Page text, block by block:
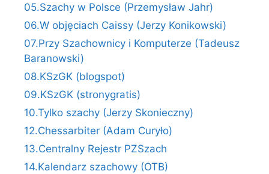
05.Szachy w Polsce (Przemysław Jahr)
06.W objęciach Caissy (Jerzy Konikowski)
07.Przy Szachownicy i Komputerze (Tadeusz
Baranowski)
08.KSzGK (blogspot)
09.KSzGK (stronygratis)
10.Tylko szachy (Jerzy Skonieczny)
12.Chessarbiter (Adam Curyło)
13.Centralny Rejestr PZSzach
14.Kalendarz szachowy (OTB)